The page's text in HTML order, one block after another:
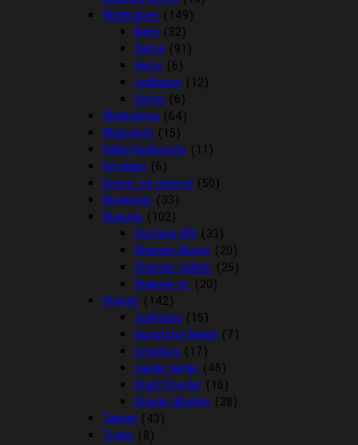
Ridebukser (149)
Børn (32)
Dame (91)
Herre (6)
Jodhpurs (12)
Vinter (6)
Ridehjelme (64)
Rideveste (15)
Sikkerhedsveste (11)
Smykker (6)
Sporer og remme (50)
Strømper (33)
Stævne (102)
Fletning MV (33)
Stævne Bluser (20)
Stævne Jakker (25)
Stævne nr. (20)
Støvler (142)
Jodhpurs (15)
Kunststof lange (7)
Leggings (17)
Læder lange (46)
Stald Støvler (16)
Støvle tilbehør (38)
Tasker (43)
Trøjer (8)